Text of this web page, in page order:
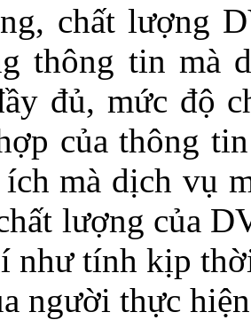
chất lượng
thông tin mà
đủ, mức độ
của thông
mà dịch vụ
lượng của
như tính kịp
người thực